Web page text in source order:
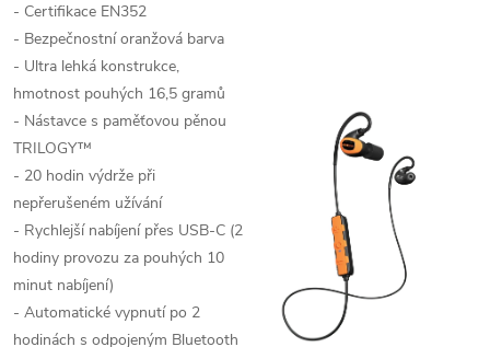
- Certifikace EN352
- Bezpečnostní oranžová barva
- Ultra lehká konstrukce,
hmotnost pouhých 16,5 gramů
- Nástavce s paměťovou pěnou
TRILOGY™
- 20 hodin výdrže při
nepřerušeném užívání
- Rychlejší nabíjení přes USB-C (2
hodiny provozu za pouhých 10
minut nabíjení)
- Automatické vypnutí po 2
hodinách s odpojeným Bluetooth